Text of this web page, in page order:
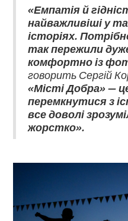
«Емпатія й
найважливіші у
історіях.
так пережили
комфортно із
говорить Сергій
«Місті Добра» —
перемкнутися з
все доволі
жорстко».